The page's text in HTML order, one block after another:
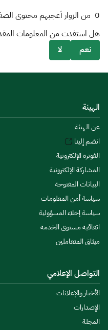
0 من الزوار أعجبهم محتوى
هل استفدت من المعلومات
نعم
لا
الهيئة
عن الهيئة
انضم إلينا
الفوترة الإلكترونية
المشاركة الإلكترونية
البيانات المفتوحة
سياسة أمن المعلومات
سياسة إخلاء المسؤولية
اتفاقية مستوى الخدمة
ميثاق المتعاملين
التواصل الإعلامي
الأخبار والإعلانات
الإصدارات
المجلة